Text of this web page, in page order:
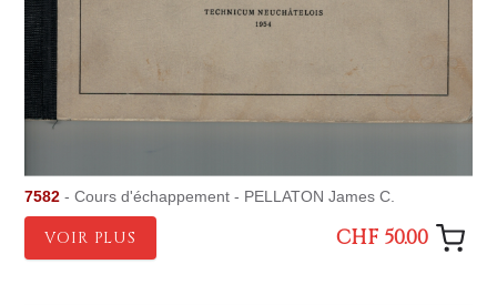
7582 - Cours d'échappement - PELLATON James C.
VOIR PLUS CHF 50.00